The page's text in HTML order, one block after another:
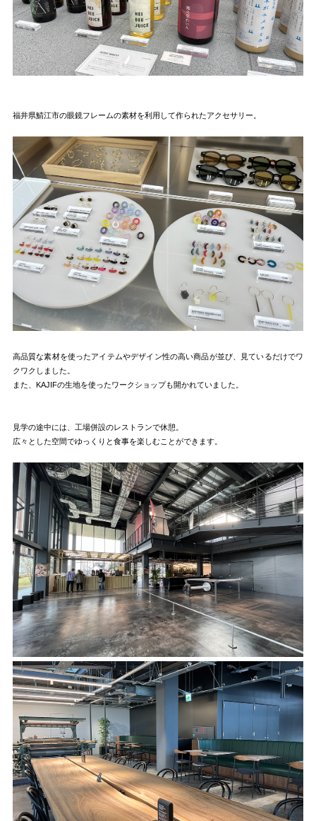
福井県鯖江市の眼鏡フレームの素材を利用して作られたアクセサリー。
高品質な素材を使ったアイテムやデザイン性の高い商品が並び、見ているだけでワ
クワクしました。
また、KAJIFの生地を使ったワークショップも開かれていました。
見学の途中には、工場併設のレストランで休憩。
広々とした空間でゆっくりと食事を楽しむことができます。